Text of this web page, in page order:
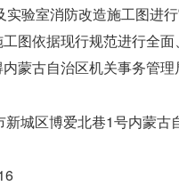
验室消防改造施工图进
图依据现行规范进行全
蒙古自治区机关事务
城区博爱北巷1号内蒙